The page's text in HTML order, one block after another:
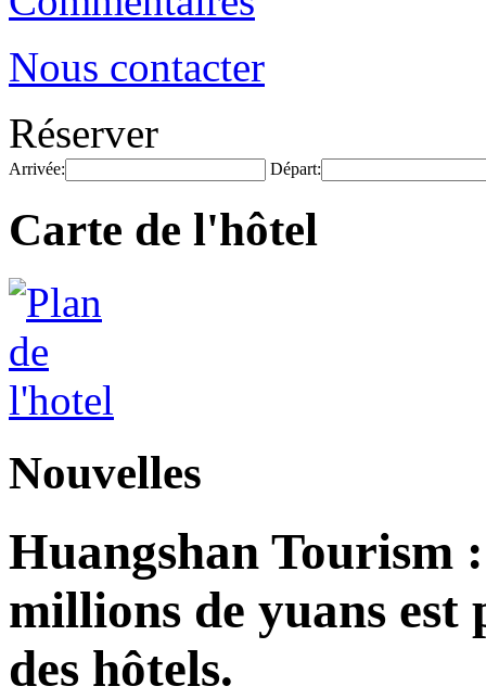
Nous contacter
Réserver
Arrivée: Départ:
Carte de l'hôtel
Nouvelles
Huangshan Tourism
millions de yuans
des hôtels.